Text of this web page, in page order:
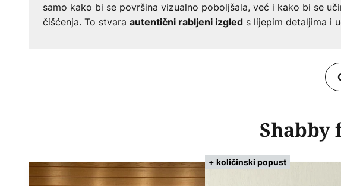
samo kako bi se površina vizualno poboljšala, već i kako bi se
čišćenja. To stvara autentični rabljeni izgled s lijepim detaljima i
Shabby
+ količinski popust